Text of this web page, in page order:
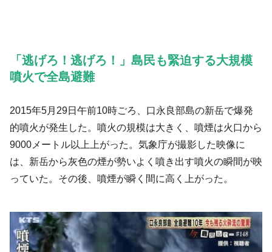
「逃げろ！逃げろ！」島民も緊迫する大規模
噴火で全島避難
2015年5月29日午前10時ごろ、口永良部島の新岳で爆発
的噴火が発生した。噴火の規模は大きく、噴煙は火口から
9000メートル以上上がった。気象庁が撮影した映像に
は、新岳から灰色の煙が勢いよく噴き出す噴火の瞬間が映
っていた。その後、噴煙が瞬く間に高く上がった。